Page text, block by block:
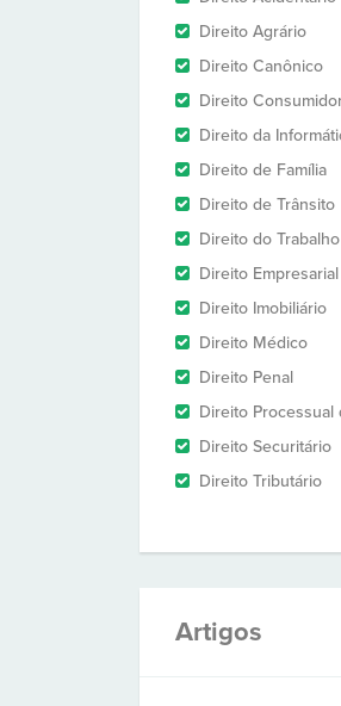
Direito Agrário
Direito Canônico
Direito
Direito da
Direito de Família
Direito de Trânsito
Direito do Trabalho
Direito Empresarial
Direito Imobiliário
Direito Médico
Direito Penal
Direito Processual
Direito Securitário
Direito Tributário
Artigos